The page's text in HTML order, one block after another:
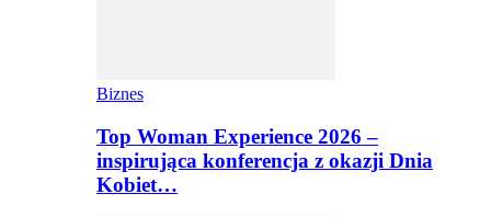
Biznes
Top Woman Experience 2026 –
inspirująca konferencja z okazji Dnia
Kobiet…